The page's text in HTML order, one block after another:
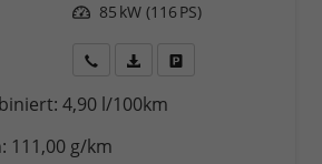
Leistung 85 kW (116 PS)
anfordern
Datei,
4,90 l/100km
111,00 g/km